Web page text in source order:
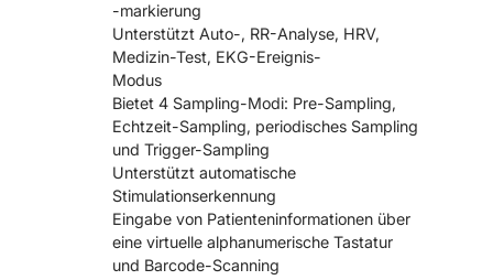
-markierung
Unterstützt Auto-, RR-Analyse, HRV,
Medizin-Test, EKG-Ereignis-
Modus
Bietet 4 Sampling-Modi: Pre-Sampling,
Echtzeit-Sampling, periodisches Sampling
und Trigger-Sampling
Unterstützt automatische
Stimulationserkennung
Eingabe von Patienteninformationen über
eine virtuelle alphanumerische Tastatur
und Barcode-Scanning